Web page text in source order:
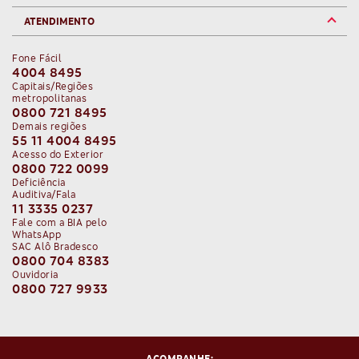
oferta.
conforme regras e disponibilidade divulgadas no site oficial
doCine Open Air.
*Cartões pessoa física American Express The Centurion® Card, The
Platinum Card® emitidos pelo Bradesco.
ATENDIMENTO
Fone Fácil
4004 8495
Capitais/Regiões
metropolitanas
0800 721 8495
Demais regiões
55 11 4004 8495
Acesso do Exterior
0800 722 0099
Deficiência
Auditiva/Fala
11 3335 0237
Fale com a BIA pelo
WhatsApp
SAC Alô Bradesco
0800 704 8383
Ouvidoria
0800 727 9933